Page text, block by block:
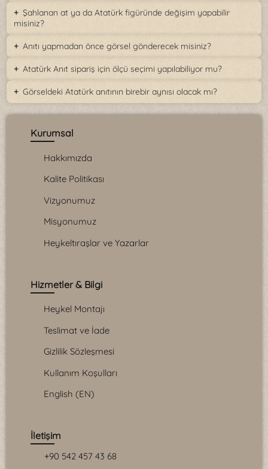
Şahlanan at ya da Atatürk figüründe değişim yapabilir
misiniz?
Anıtı yapmadan önce görsel gönderecek misiniz?
Atatürk Anıt sipariş için ölçü seçimi yapılabiliyor mu?
Görseldeki Atatürk anıtının birebir aynısı olacak mı?
Kurumsal
Hakkımızda
Kalite Politikası
Vizyonumuz
Misyonumuz
Heykeltıraşlar ve Yazarlar
Hizmetler & Bilgi
Heykel Montajı
Teslimat ve İade
Gizlilik Sözleşmesi
Kullanım Koşulları
English (EN)
İletişim
+90 542 457 43 68